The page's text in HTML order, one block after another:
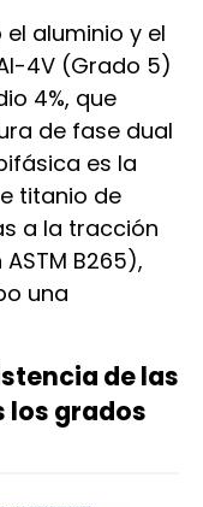
aluminio y el
4V (Grado 5)
4%, que
de fase dual
es la
titanio de
a la tracción
B265),
una
de las
los grados